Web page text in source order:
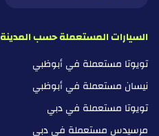
السيارات المستعملة حسب المدينة
تويوتا مستعملة في أبوظبي
نيسان مستعملة في أبوظبي
تويوتا مستعملة في دبي
مرسيدس مستعملة في دبي